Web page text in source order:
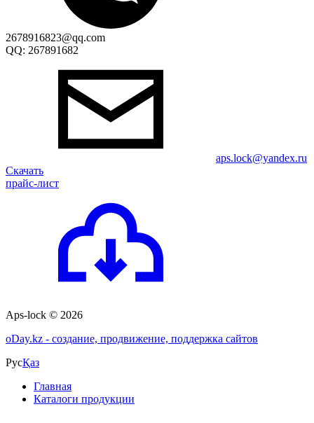
2678916823@qq.com
QQ: 267891682
aps.lock@yandex.ru
Скачать
прайс-лист
Aps-lock © 2026
oDay.kz - создание, продвижение, поддержка сайтов
РусҚаз
Главная
Каталоги продукции